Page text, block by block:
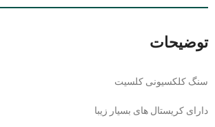
توضیحات
سنگ کلکسیونی کلسیت
دارای کریستال های بسیار زیبا